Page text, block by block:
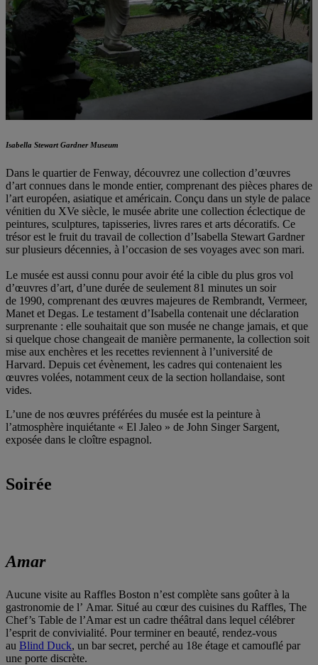
Isabella Stewart Gardner Museum
Dans le quartier de Fenway, découvrez une collection d’œuvres
d’art connues dans le monde entier, comprenant des pièces phares de
l’art européen, asiatique et américain. Conçu dans un style de palace
vénitien du XVe siècle, le musée abrite une collection éclectique de
peintures, sculptures, tapisseries, livres rares et arts décoratifs. Ce
trésor est le fruit du travail de collection d’Isabella Stewart Gardner
sur plusieurs décennies, à l’occasion de ses voyages avec son mari.
Le musée est aussi connu pour avoir été la cible du plus gros vol
d’œuvres d’art, d’une durée de seulement 81 minutes un soir
de 1990, comprenant des œuvres majeures de Rembrandt, Vermeer,
Manet et Degas. Le testament d’Isabella contenait une déclaration
surprenante : elle souhaitait que son musée ne change jamais, et que
si quelque chose changeait de manière permanente, la collection soit
mise aux enchères et les recettes reviennent à l’université de
Harvard. Depuis cet évènement, les cadres qui contenaient les
œuvres volées, notamment ceux de la section hollandaise, sont
vides.
L’une de nos œuvres préférées du musée est la peinture à
l’atmosphère inquiétante « El Jaleo » de John Singer Sargent,
exposée dans le cloître espagnol.
Soirée
Amar
Aucune visite au Raffles Boston n’est complète sans goûter à la
gastronomie de l’ Amar. Situé au cœur des cuisines du Raffles, The
Chef’s Table de l’Amar est un cadre théâtral dans lequel célébrer
l’esprit de convivialité. Pour terminer en beauté, rendez-vous
au Blind Duck, un bar secret, perché au 18e étage et camouflé par
une porte discrète.